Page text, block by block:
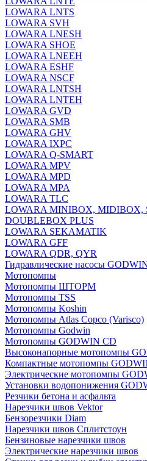
LOWARA LNTS
LOWARA SVH
LOWARA LNESH
LOWARA SHOE
LOWARA LNEEH
LOWARA ESHF
LOWARA NSCF
LOWARA LNTSH
LOWARA LNTEH
LOWARA GVD
LOWARA SMB
LOWARA GHV
LOWARA IXPС
LOWARA Q-SMART
LOWARA MPV
LOWARA MPD
LOWARA MPA
LOWARA TLC
LOWARA MINIBOX, MIDIBOX,
DOUBLEBOX PLUS
LOWARA SEKAMATIK
LOWARA GFF
LOWARA QDR, QYR
Гидравлические насосы
Мотопомпы
Мотопомпы ШТОРМ
Мотопомпы TSS
Мотопомпы Koshin
Мотопомпы Atlas Copco (Varisco)
Мотопомпы Godwin
Мотопомпы GODWIN CD
Высоконапорные мотопомпы
Компактные мотопомпы
Электрические мотопомпы
Установки водопонижения
Резчики бетона и асфальта
Нарезчики швов Vektor
Бензорезчики Diam
Нарезчики швов Сплитстоун
Бензиновые нарезчики швов
Электрические нарезчики швов